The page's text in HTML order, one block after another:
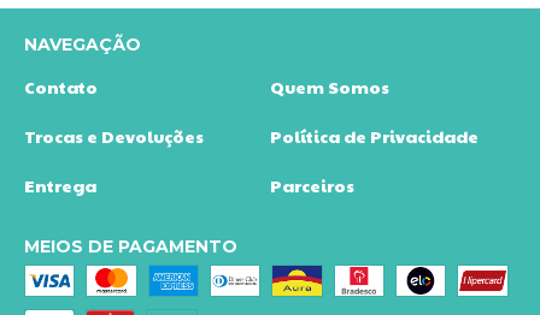
NAVEGAÇÃO
Contato Quem Somos
Trocas e Devoluções Política de Privacidade
Entrega Parceiros
MEIOS DE PAGAMENTO